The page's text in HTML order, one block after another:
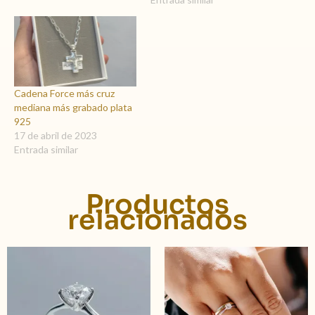
Cadena Force más cruz
mediana más grabado plata
925
17 de abril de 2023
Entrada similar
Productos
relacionados